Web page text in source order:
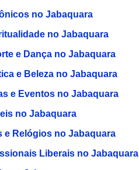
no Jabaquara
no Jabaquara
e Dança no Jabaquara
e Beleza no Jabaquara
e Eventos no Jabaquara
no Jabaquara
e Relógios no Jabaquara
Liberais no Jabaquara